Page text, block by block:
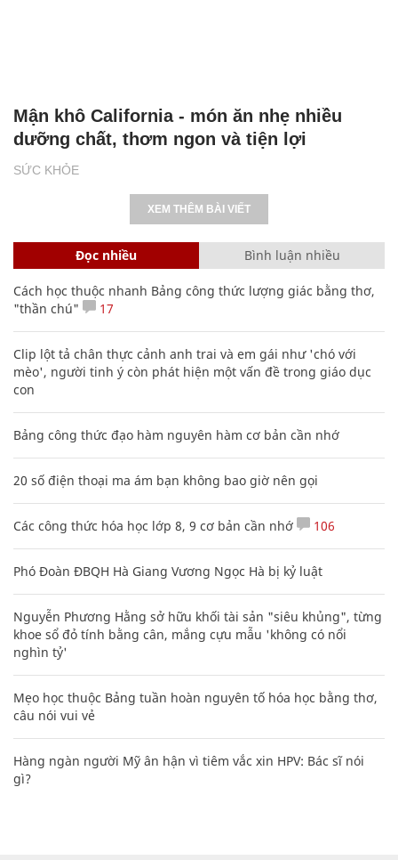
SỨC KHỎE
Mận khô California - món ăn nhẹ nhiều
dưỡng chất, thơm ngon và tiện lợi
XEM THÊM BÀI VIẾT
Đọc nhiều Bình luận nhiều
Cách học thuộc nhanh Bảng công thức lượng giác bằng thơ,
"thần chú"
17
Clip lột tả chân thực cảnh anh trai và em gái như 'chó với
mèo', người tinh ý còn phát hiện một vấn đề trong giáo dục
con
Bảng công thức đạo hàm nguyên hàm cơ bản cần nhớ
20 số điện thoại ma ám bạn không bao giờ nên gọi
Các công thức hóa học lớp 8, 9 cơ bản cần nhớ 106
Phó Đoàn ĐBQH Hà Giang Vương Ngọc Hà bị kỷ luật
Nguyễn Phương Hằng sở hữu khối tài sản "siêu khủng", từng
khoe sổ đỏ tính bằng cân, mắng cựu mẫu 'không có nổi
nghìn tỷ'
Mẹo học thuộc Bảng tuần hoàn nguyên tố hóa học bằng thơ,
câu nói vui vẻ
Hàng ngàn người Mỹ ân hận vì tiêm vắc xin HPV: Bác sĩ nói
gì?